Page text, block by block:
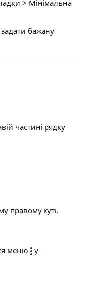
> Мінімальна
бажану
частині рядку
правому куті.
меню
у